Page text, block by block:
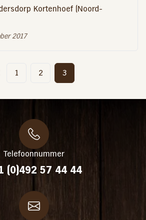
Kortenhoef (Noord-
2017
1 2 3
(0)492 57 44 44
Telefoonnummer